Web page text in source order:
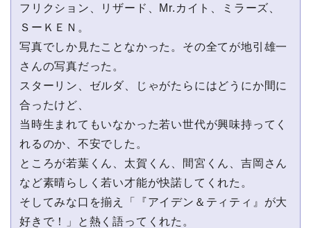
フリクション、リザード、Mr.カイト、ミラーズ、
ＳーＫＥＮ。
写真でしか⾒たことなかった。その全てが地引雄⼀
さんの写真だった。
スターリン、ゼルダ、じゃがたらにはどうにか間に
合ったけど、
当時⽣まれてもいなかった若い世代が興味持ってく
れるのか、不安でした。
ところが若葉くん、太賀くん、間宮くん、吉岡さん
など素晴らしく若い才能が快諾してくれた。
そしてみな⼝を揃え「『アイデン＆ティティ』が⼤
好きで！」と熱く語ってくれた。